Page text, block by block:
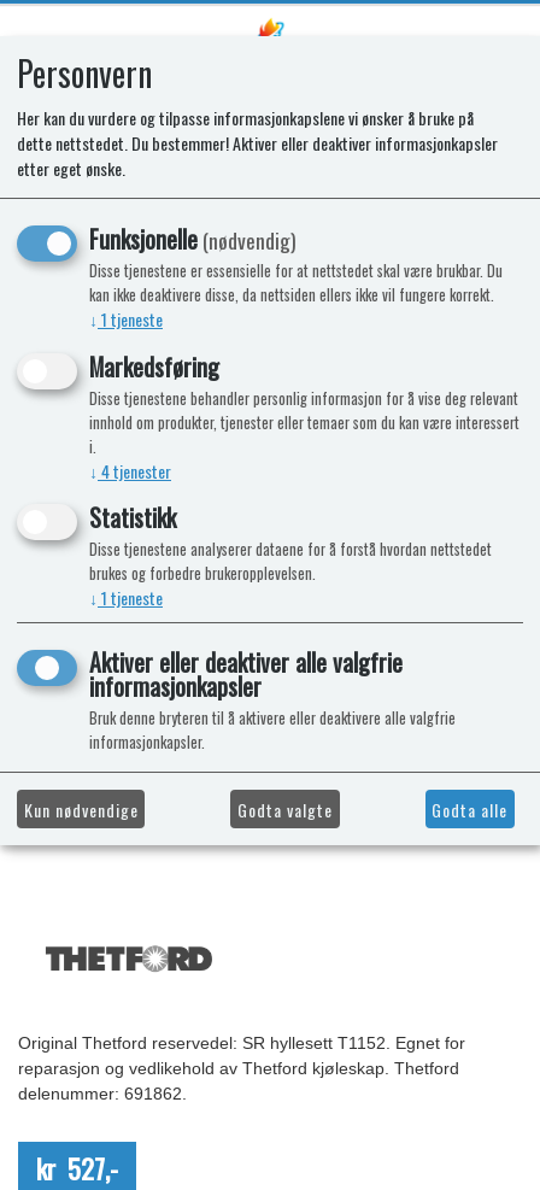
SR SHELF KIT T1152
Original Thetford reservedel: SR hyllesett T1152. Egnet for
reparasjon og vedlikehold av Thetford kjøleskap. Thetford
delenummer: 691862.
kr 527,-
Personvern
Her kan du vurdere og tilpasse informasjonkapslene vi ønsker å bruke på
dette nettstedet. Du bestemmer! Aktiver eller deaktiver informasjonkapsler
etter eget ønske.
Funksjonelle(nødvendig)
Disse tjenestene er essensielle for at nettstedet skal være brukbar. Du
kan ikke deaktivere disse, da nettsiden ellers ikke vil fungere korrekt.
↓ 1tjeneste
Markedsføring
Disse tjenestene behandler personlig informasjon for å vise deg relevant
innhold om produkter, tjenester eller temaer som du kan være interessert
i.
↓ 4tjenester
Statistikk
Disse tjenestene analyserer dataene for å forstå hvordan nettstedet
brukes og forbedre brukeropplevelsen.
↓ 1tjeneste
Aktiver eller deaktiver alle valgfrie
informasjonkapsler
Bruk denne bryteren til å aktivere eller deaktivere alle valgfrie
informasjonkapsler.
Kun nødvendige Godta valgte Godta alle